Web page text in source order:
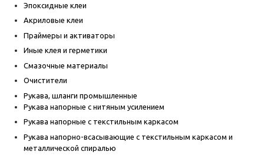
Эпоксидные клеи
Акриловые клеи
Праймеры и активаторы
Иные клея и герметики
Смазочные материалы
Очистители
Рукава, шланги промышленные
Рукава напорные с нитяным усилением
Рукава напорные с текстильным каркасом
Рукава напорно-всасывающие с текстильным каркасом и
металлической спиралью